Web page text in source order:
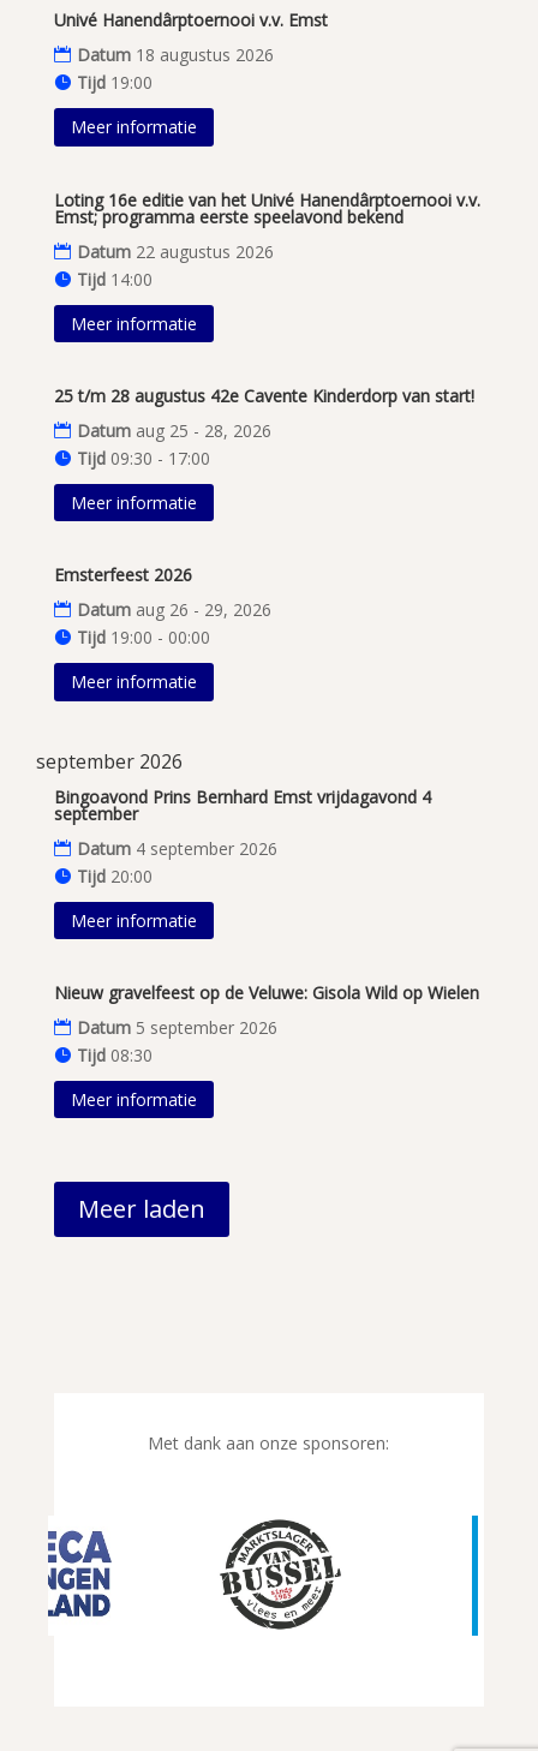
Univé Hanendârptoernooi v.v. Emst
Datum 18 augustus 2026
Tijd 19:00
Meer informatie
Loting 16e editie van het Univé Hanendârptoernooi v.v.
Emst; programma eerste speelavond bekend
Datum 22 augustus 2026
Tijd 14:00
Meer informatie
25 t/m 28 augustus 42e Cavente Kinderdorp van start!
Datum aug 25 - 28, 2026
Tijd 09:30 - 17:00
Meer informatie
Emsterfeest 2026
Datum aug 26 - 29, 2026
Tijd 19:00 - 00:00
Meer informatie
september 2026
Bingoavond Prins Bernhard Emst vrijdagavond 4
september
Datum 4 september 2026
Tijd 20:00
Meer informatie
Nieuw gravelfeest op de Veluwe: Gisola Wild op Wielen
Datum 5 september 2026
Tijd 08:30
Meer informatie
Meer laden
Met dank aan onze sponsoren: